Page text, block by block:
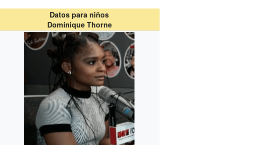
Datos para niños
Dominique Thorne